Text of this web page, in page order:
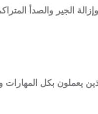
الجير والصدأ
يعملون بكل المهارات